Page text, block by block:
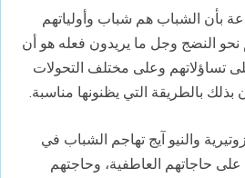
بأن الشباب هم شباب وأولياتهم
النضج وجل ما يريدون فعله هو أن
تساؤلاتهم وعلى مختلف التحولات
بذلك بالطريقة التي يظنونها مناسبة.
والنيو آيج تهاجم الشباب في
حاجاتهم العاطفية، وحاجتهم